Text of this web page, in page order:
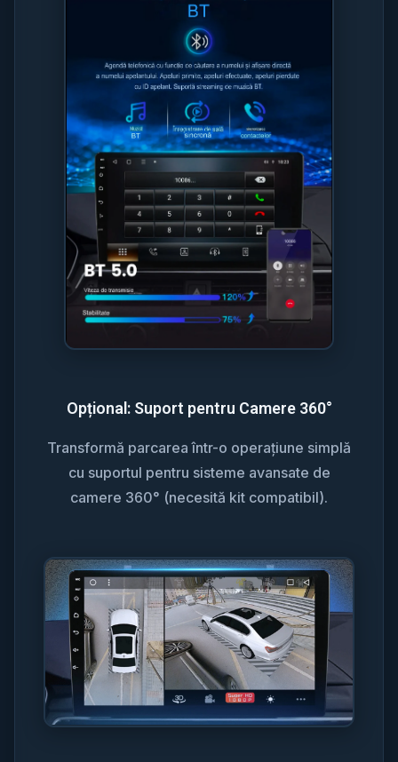
Opțional: Suport pentru Camere 360°
Transformă parcarea într-o operațiune simplă
cu suportul pentru sisteme avansate de
camere 360° (necesită kit compatibil).